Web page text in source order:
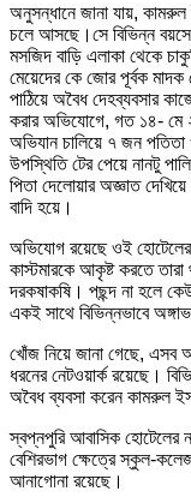
অনুসন্ধানে জানা যায়, কামরুল
চলে আসছে।সে বিভিন্ন বয়সের
মসজিদ বাড়ি এলাকা থেকে
মেয়েদের কে জোর পূর্বক মাদক
পাঠিয়ে অবৈধ দেহব্যবসার
করার অভিযোগে, গত ১৪- মে
অভিযান চালিয়ে ৭ জন
উপস্থিতি টের পেয়ে নানটু
পিতা দেলোয়ার অজ্ঞাত
বাদি হয়ে।
অভিযোগ রয়েছে ওই হোটেলের
কাস্টমারকে আকৃষ্ট করতে
দরকষাকষি। পছন্দ না হলে
একই সাথে বিভিন্নভাবে
খোঁজ নিয়ে জানা গেছে, এসব
ধরনের নেটওয়ার্ক রয়েছে।
অবৈধ ব্যবসা করেন কামরুল
স্বপ্নপুরি আবাসিক হোটেলের
বেশিরভাগ ক্ষেত্রে স্কুল-
আনাগোনা রয়েছে।